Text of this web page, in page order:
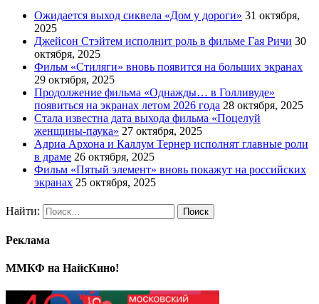
Ожидается выход сиквела «Дом у дороги» 31 октября,
2025
Джейсон Стэйтем исполнит роль в фильме Гая Ричи 30
октября, 2025
Фильм «Стиляги» вновь появится на больших экранах
29 октября, 2025
Продолжение фильма «Однажды… в Голливуде»
появиться на экранах летом 2026 года 28 октября, 2025
Стала известна дата выхода фильма «Поцелуй
женщины-паука» 27 октября, 2025
Адриа Архона и Каллум Тернер исполнят главные роли
в драме 26 октября, 2025
Фильм «Пятый элемент» вновь покажут на российских
экранах 25 октября, 2025
Найти:
Реклама
ММКФ на НайсКино!